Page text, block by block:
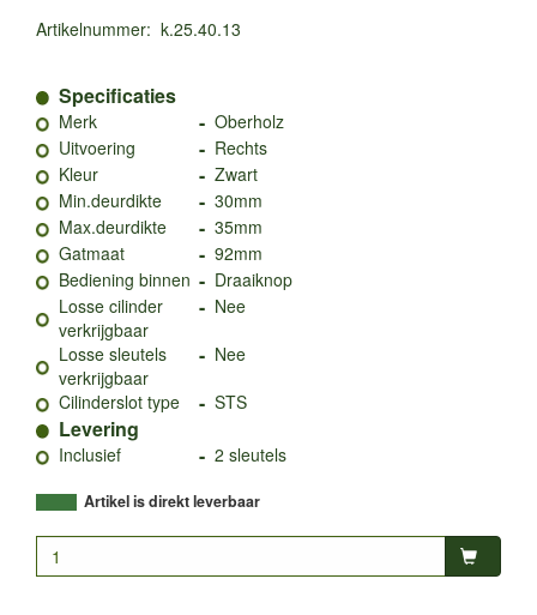
Artikelnummer: k.25.40.13
Specificaties
Merk - Oberholz
Uitvoering
- Rechts
Kleur
- Zwart
Min.deurdikte
- 30mm
Max.deurdikte
- 35mm
Gatmaat
- 92mm
Bediening binnen - Draaiknop
Losse cilinder
verkrijgbaar
- Nee
Losse sleutels
verkrijgbaar
- Nee
Cilinderslot type
- STS
Levering
Inclusief - 2 sleutels
Artikel is direkt leverbaar